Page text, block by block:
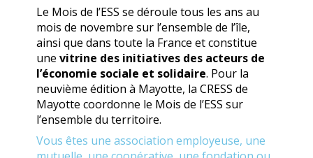
Le Mois de l’ESS se déroule tous les ans au
mois de novembre sur l’ensemble de l’île,
ainsi que dans toute la France et constitue
unevitrine des initiatives des acteurs de
l’économie sociale et solidaire. Pour la
neuvième édition à Mayotte, la CRESS de
Mayotte coordonne le Mois de l’ESS sur
l’ensemble du territoire.
Vous êtes une association employeuse, une